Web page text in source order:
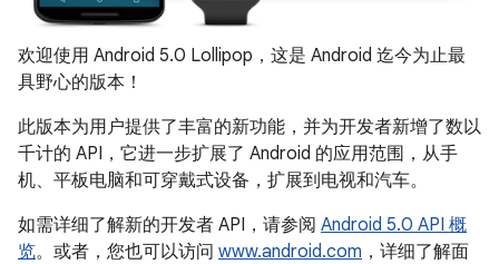
欢迎使用 Android 5.0 Lollipop，这是 Android 迄今为止最
具野心的版本！
此版本为用户提供了丰富的新功能，并为开发者新增了数以
千计的 API，它进一步扩展了 Android 的应用范围，从手
机、平板电脑和可穿戴式设备，扩展到电视和汽车。
如需详细了解新的开发者 API，请参阅 Android 5.0 API 概
览。或者，您也可以访问 www.android.com ，详细了解面